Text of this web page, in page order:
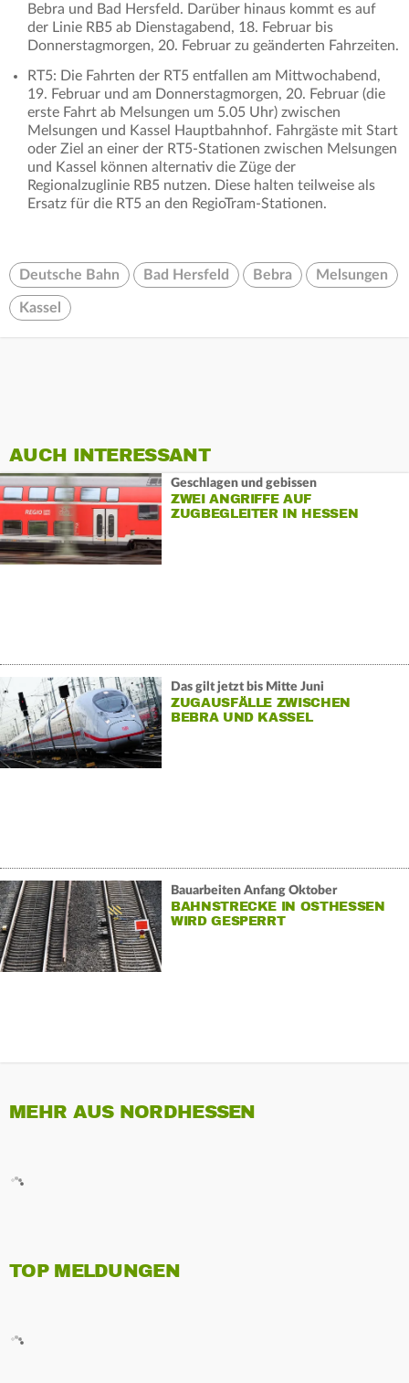
Bebra und Bad Hersfeld. Darüber hinaus kommt es auf
der Linie RB5 ab Dienstagabend, 18. Februar bis
Donnerstagmorgen, 20. Februar zu geänderten Fahrzeiten.
RT5: Die Fahrten der RT5 entfallen am Mittwochabend,
19. Februar und am Donnerstagmorgen, 20. Februar (die
erste Fahrt ab Melsungen um 5.05 Uhr) zwischen
Melsungen und Kassel Hauptbahnhof. Fahrgäste mit Start
oder Ziel an einer der RT5-Stationen zwischen Melsungen
und Kassel können alternativ die Züge der
Regionalzuglinie RB5 nutzen. Diese halten teilweise als
Ersatz für die RT5 an den RegioTram-Stationen.
Deutsche Bahn Bad Hersfeld Bebra Melsungen
Kassel
AUCH INTERESSANT
Geschlagen und gebissen
ZWEI ANGRIFFE AUF
ZUGBEGLEITER IN HESSEN
Das gilt jetzt bis Mitte Juni
ZUGAUSFÄLLE ZWISCHEN
BEBRA UND KASSEL
Bauarbeiten Anfang Oktober
BAHNSTRECKE IN OSTHESSEN
WIRD GESPERRT
MEHR AUS NORDHESSEN
TOP MELDUNGEN